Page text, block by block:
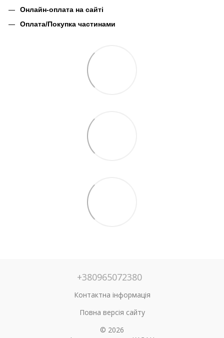
Онлайн-оплата на сайті
Оплата/Покупка частинами
+380965072380
Контактна інформація
Повна версія сайту
© 2026